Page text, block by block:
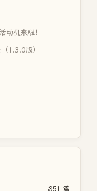
动机来啦！
1.3.0版）
851 篇